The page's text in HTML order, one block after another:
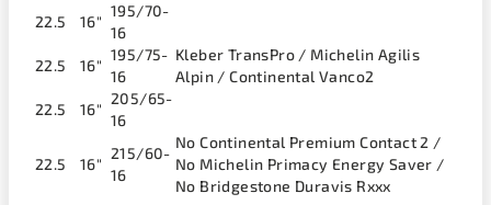
22.5
16"
195/70-
16
22.5
16"
195/75-
16
Kleber TransPro / Michelin Agilis
Alpin / Continental Vanco2
22.5
16"
205/65-
16
22.5 16"
215/60-
16
No Continental Premium Contact 2 /
No Michelin Primacy Energy Saver /
No Bridgestone Duravis Rxxx